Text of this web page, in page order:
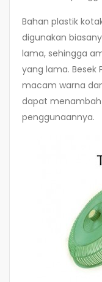
Bahan plastik
digunakan
lama, sehingga
yang lama. Besek
macam warna
dapat
penggunaannya.